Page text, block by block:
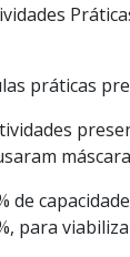
práticas
para